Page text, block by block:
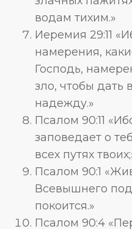
водам тихим.»
Иеремия 29:11
намерения,
Господь,
зло, чтобы дать
надежду.»
Псалом 90:11
заповедает о
всех путях
Псалом 90:1
Всевышнего
покоится.»
Псалом 90:4